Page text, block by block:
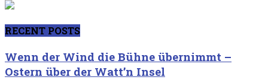
RECENT POSTS
Wenn der Wind die Bühne übernimmt –
Ostern über der Watt’n Insel